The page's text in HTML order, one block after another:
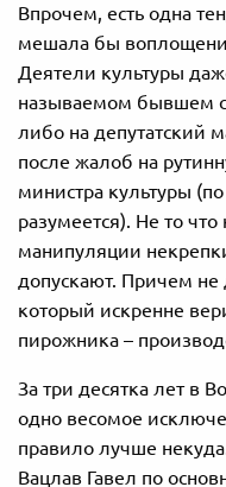
Впрочем, есть одна
мешала бы
Деятели культуры
называемом бывшем
либо на депутатский
после жалоб на
министра культуры
разумеется). Не то
манипуляции
допускают. Причем не
который искренне
пирожника –
За три десятка лет в
одно весомое
правило лучше
Вацлав Гавел по